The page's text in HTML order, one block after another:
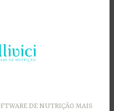
DE NUTRIÇÃO MAIS